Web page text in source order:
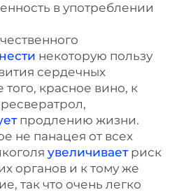
в употреблении
некоторую пользу
сердечных
красное вино, к
продлению жизни.
не панацея от всех
увеличиваетриск
органов и к тому же
так что очень легко